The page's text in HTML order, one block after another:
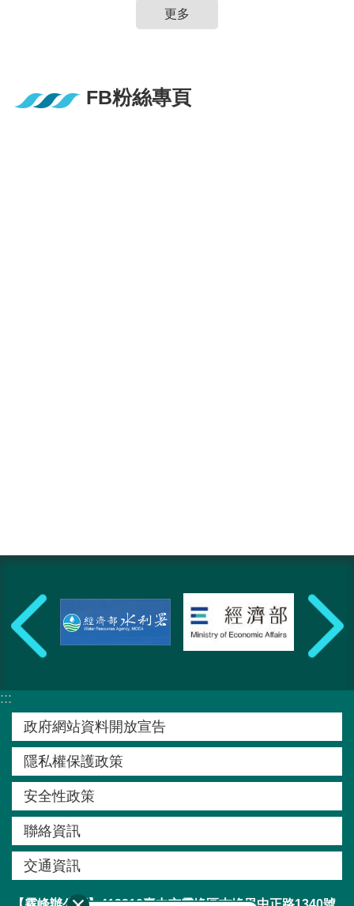
源，每日可穩定增加26萬噸供水，以減輕竹苗
更多
FB粉絲專頁
:::
政府網站資料開放宣告
隱私權保護政策
安全性政策
聯絡資訊
交通資訊